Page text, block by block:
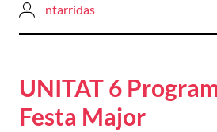
ntarridas
UNITAT 6
Festa Major